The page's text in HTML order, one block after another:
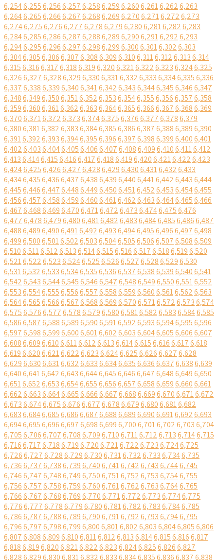
6,2546,2556,2566,2576,2586,2596,2606,2616,2626,263
6,2646,2656,2666,2676,2686,2696,2706,2716,2726,273
6,2746,2756,2766,2776,2786,2796,2806,2816,2826,283
6,2846,2856,2866,2876,2886,2896,2906,2916,2926,293
6,2946,2956,2966,2976,2986,2996,3006,3016,3026,303
6,3046,3056,3066,3076,3086,3096,3106,3116,3126,3136,314
6,3156,3166,3176,3186,3196,3206,3216,3226,3236,3246,325
6,3266,3276,3286,3296,3306,3316,3326,3336,3346,3356,336
6,3376,3386,3396,3406,3416,3426,3436,3446,3456,3466,347
6,3486,3496,3506,3516,3526,3536,3546,3556,3566,3576,358
6,3596,3606,3616,3626,3636,3646,3656,3666,3676,3686,369
6,3706,3716,3726,3736,3746,3756,3766,3776,3786,379
6,3806,3816,3826,3836,3846,3856,3866,3876,3886,3896,390
6,3916,3926,3936,3946,3956,3966,3976,3986,3996,4006,401
6,4026,4036,4046,4056,4066,4076,4086,4096,4106,4116,412
6,4136,4146,4156,4166,4176,4186,4196,4206,4216,4226,423
6,4246,4256,4266,4276,4286,4296,4306,4316,4326,433
6,4346,4356,4366,4376,4386,4396,4406,4416,4426,4436,444
6,4456,4466,4476,4486,4496,4506,4516,4526,4536,4546,455
6,4566,4576,4586,4596,4606,4616,4626,4636,4646,4656,466
6,4676,4686,4696,4706,4716,4726,4736,4746,4756,476
6,4776,4786,4796,4806,4816,4826,4836,4846,4856,4866,487
6,4886,4896,4906,4916,4926,4936,4946,4956,4966,4976,498
6,4996,5006,5016,5026,5036,5046,5056,5066,5076,5086,509
6,5106,5116,5126,5136,5146,5156,5166,5176,5186,5196,520
6,5216,5226,5236,5246,5256,5266,5276,5286,5296,530
6,5316,5326,5336,5346,5356,5366,5376,5386,5396,5406,541
6,5426,5436,5446,5456,5466,5476,5486,5496,5506,5516,552
6,5536,5546,5556,5566,5576,5586,5596,5606,5616,5626,563
6,5646,5656,5666,5676,5686,5696,5706,5716,5726,5736,574
6,5756,5766,5776,5786,5796,5806,5816,5826,5836,5846,585
6,5866,5876,5886,5896,5906,5916,5926,5936,5946,5956,596
6,5976,5986,5996,6006,6016,6026,6036,6046,6056,6066,607
6,6086,6096,6106,6116,6126,6136,6146,6156,6166,6176,618
6,6196,6206,6216,6226,6236,6246,6256,6266,6276,628
6,6296,6306,6316,6326,6336,6346,6356,6366,6376,6386,639
6,6406,6416,6426,6436,6446,6456,6466,6476,6486,6496,650
6,6516,6526,6536,6546,6556,6566,6576,6586,6596,6606,661
6,6626,6636,6646,6656,6666,6676,6686,6696,6706,6716,672
6,6736,6746,6756,6766,6776,6786,6796,6806,6816,682
6,6836,6846,6856,6866,6876,6886,6896,6906,6916,6926,693
6,6946,6956,6966,6976,6986,6996,7006,7016,7026,7036,704
6,7056,7066,7076,7086,7096,7106,7116,7126,7136,7146,715
6,7166,7176,7186,7196,7206,7216,7226,7236,7246,725
6,7266,7276,7286,7296,7306,7316,7326,7336,7346,735
6,7366,7376,7386,7396,7406,7416,7426,7436,7446,745
6,7466,7476,7486,7496,7506,7516,7526,7536,7546,755
6,7566,7576,7586,7596,7606,7616,7626,7636,7646,765
6,7666,7676,7686,7696,7706,7716,7726,7736,7746,775
6,7766,7776,7786,7796,7806,7816,7826,7836,7846,785
6,7866,7876,7886,7896,7906,7916,7926,7936,7946,795
6,7966,7976,7986,7996,8006,8016,8026,8036,8046,8056,806
6,8076,8086,8096,8106,8116,8126,8136,8146,8156,8166,817
6,8186,8196,8206,8216,8226,8236,8246,8256,8266,827
6,8286,8296,8306,8316,8326,8336,8346,8356,8366,8376,838